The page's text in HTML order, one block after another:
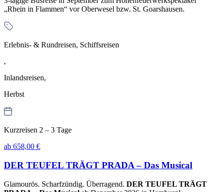
„Rhein in Flammen“ vor Oberwesel bzw. St. Goarshausen.
Erlebnis- & Rundreisen, Schiffsreisen
,
Inlandsreisen,
Herbst
Kurzreisen 2 – 3 Tage
ab 658,00 €
DER TEUFEL TRÄGT PRADA – Das Musical
Glamourös. Scharfzündig. Überragend. DER TEUFEL TRÄGT